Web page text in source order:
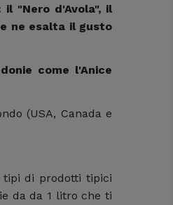
"Nero d'Avola", il
ne esalta il gusto
come l'Anice
(USA, Canada e
tipi di prodotti tipici
da da 1 litro che ti